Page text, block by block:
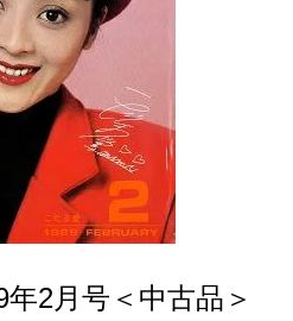
2月号＜中古品＞